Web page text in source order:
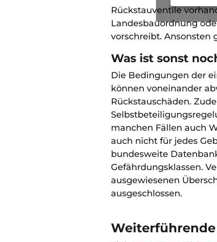
Rückstauventile
Landesbauordnung
vorschreibt. Ansonsten
Was ist sonst
Die Bedingungen der
können voneinander
Rückstauschäden.
manchen Fällen auch
auch nicht für jedes
bundesweite
Gefährdungsklassen.
ausgewiesenen
ausgeschlossen.